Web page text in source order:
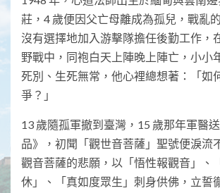
莊，4 歲便因父亡母離成為孤兒，戰亂
沒有選擇地加入游擊隊擔任後勤工作，
野戰中，同袍白天上陣晚上陣亡，小小
死別、生死無常，他心裡總想著：「如
爭？」
13 歲隨孤軍撤到臺灣，15 歲那年軍醫
品》，初聞「觀世音菩薩」聖號便淚流
觀音菩薩的悲願，以「悟性報觀音」、
休」、「真如度眾生」刺身供佛，立誓